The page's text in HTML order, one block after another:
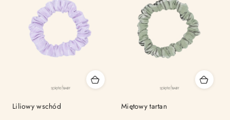
Liliowy wschód Miętowy tartan